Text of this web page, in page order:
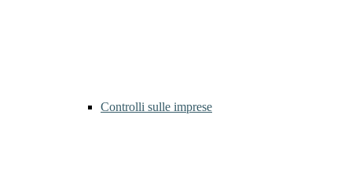
Controlli sulle imprese